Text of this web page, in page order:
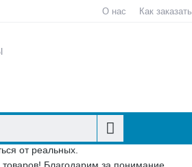
О нас Как заказать
от реальных.